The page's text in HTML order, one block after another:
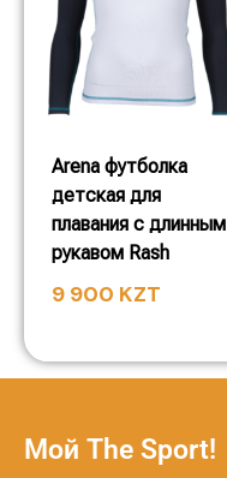
Arena футболка
детская для
плавания с длинным
рукавом Rash
9 900 KZT
Мой The Sport!